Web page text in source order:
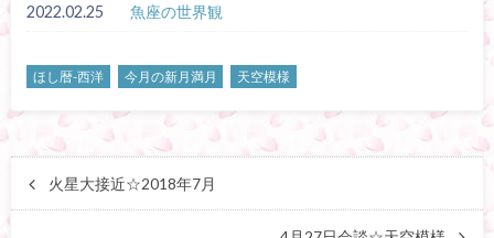
2022.02.25 魚座の世界観
ほし暦-西洋 今月の新月満月 天空模様
火星大接近☆2018年7月